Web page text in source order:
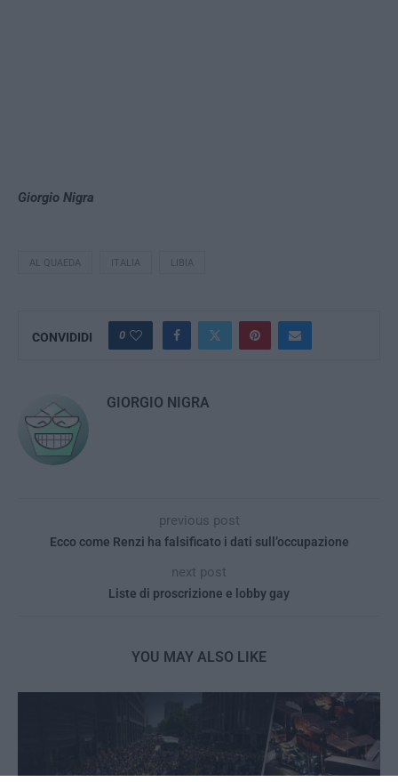
Giorgio Nigra
AL QUAEDA ITALIA LIBIA
CONVIDIDI 0
GIORGIO NIGRA
previous post
Ecco come Renzi ha falsificato i dati sull’occupazione
next post
Liste di proscrizione e lobby gay
YOU MAY ALSO LIKE